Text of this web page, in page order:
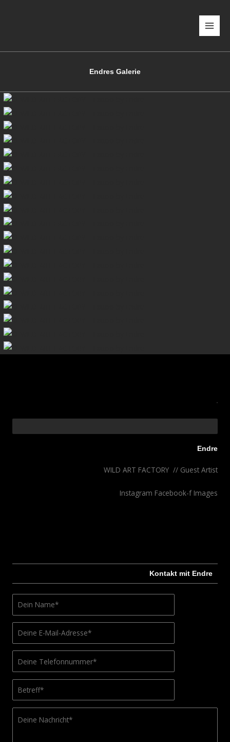
Endres Galerie
Endre
WILD ART FACTORY // Guest Artist
Instagram Facebook-f Images
Kontakt mit Endre